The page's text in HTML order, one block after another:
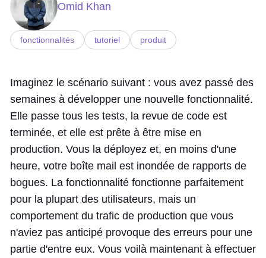
Omid Khan
fonctionnalités tutoriel produit
Imaginez le scénario suivant : vous avez passé des
semaines à développer une nouvelle fonctionnalité.
Elle passe tous les tests, la revue de code est
terminée, et elle est prête à être mise en
production. Vous la déployez et, en moins d'une
heure, votre boîte mail est inondée de rapports de
bogues. La fonctionnalité fonctionne parfaitement
pour la plupart des utilisateurs, mais un
comportement du trafic de production que vous
n'aviez pas anticipé provoque des erreurs pour une
partie d'entre eux. Vous voilà maintenant à effectuer